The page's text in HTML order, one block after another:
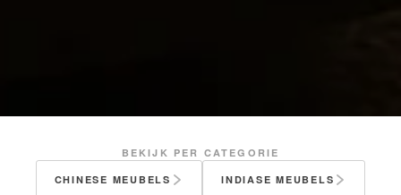
BEKIJK PER CATEGORIE
CHINESE MEUBELS
INDIASE MEUBELS